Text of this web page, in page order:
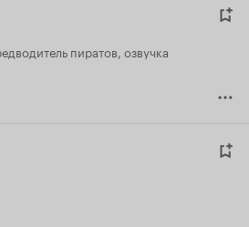
пиратов, озвучка